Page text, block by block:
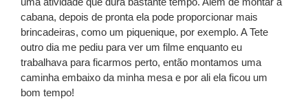
cabana, depois de pronta ela pode proporcionar mais
brincadeiras, como um piquenique, por exemplo. A Tete
outro dia me pediu para ver um filme enquanto eu
trabalhava para ficarmos perto, então montamos uma
caminha embaixo da minha mesa e por ali ela ficou um
bom tempo!